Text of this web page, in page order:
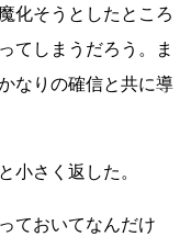
化そうとしたところ
てしまうだろう。ま
なりの確信と共に導
小さく返した。
ておいてなんだけ